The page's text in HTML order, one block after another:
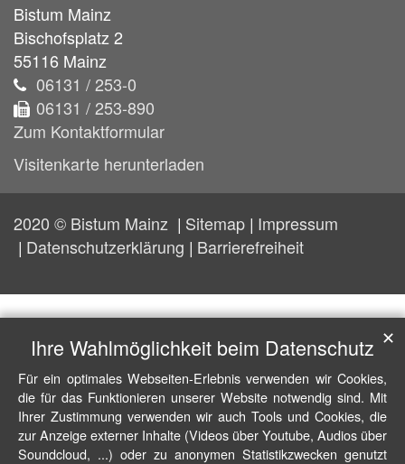
Bistum Mainz
Bischofsplatz 2
55116 Mainz
06131 / 253-0
06131 / 253-890
Zum Kontaktformular
Visitenkarte herunterladen
2020 © Bistum Mainz Sitemap Impressum
Datenschutzerklärung
Barrierefreiheit
Ihre Wahlmöglichkeit beim Datenschutz
Für ein optimales Webseiten-Erlebnis verwenden wir Cookies,
die für das Funktionieren unserer Website notwendig sind. Mit
Ihrer Zustimmung verwenden wir auch Tools und Cookies, die
zur Anzeige externer Inhalte (Videos über Youtube, Audios über
Soundcloud, ...) oder zu anonymen Statistikzwecken genutzt
✕